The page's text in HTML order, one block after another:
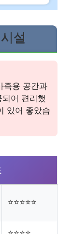
설
족용 공간과
어 편리했
있어 좋았습
⭐⭐⭐⭐⭐